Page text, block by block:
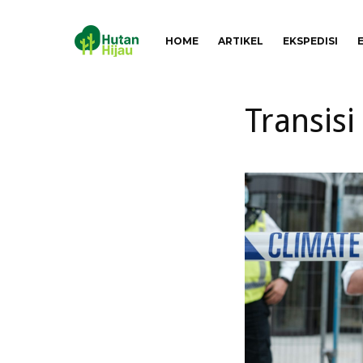
HOME ARTIKEL EKSPEDISI